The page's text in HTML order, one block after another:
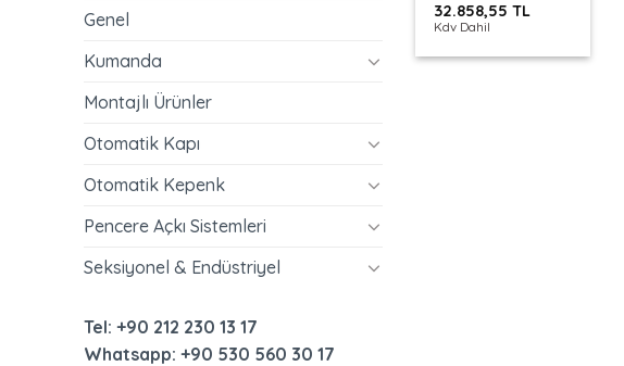
Genel
Kumanda
Montajlı Ürünler
Otomatik Kapı
Otomatik Kepenk
Pencere Açkı Sistemleri
Seksiyonel & Endüstriyel
Tel: +90 212 230 13 17
Whatsapp: +90 530 560 30 17
32.858,55TL
Kdv Dahil